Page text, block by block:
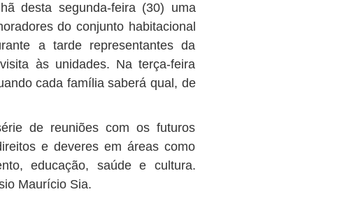
desta segunda-feira (30) uma
do conjunto habitacional
a tarde representantes da
às unidades. Na terça-feira
cada família saberá qual, de
de reuniões com os futuros
e deveres em áreas como
educação, saúde e cultura.
Maurício Sia.